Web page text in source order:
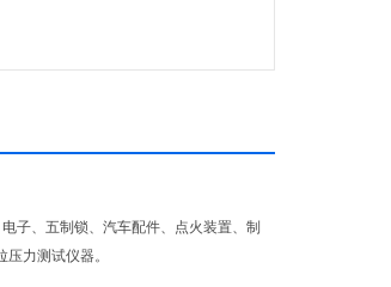
子、五制锁、汽车配件、点火装置、制
力测试仪器。